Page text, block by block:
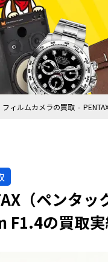
フィルムカメラの買取
（ペンタッ
F1.4の買取